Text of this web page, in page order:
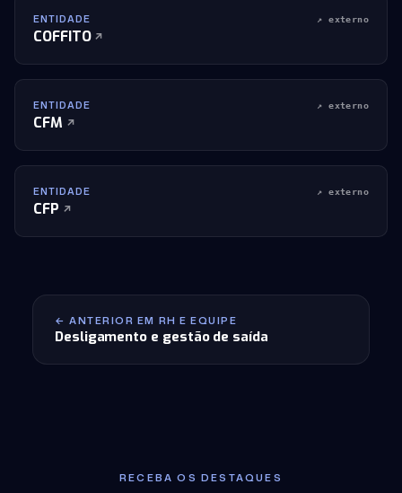
ENTIDADE ↗ externo
COFFITO
ENTIDADE ↗ externo
CFM
ENTIDADE ↗ externo
CFP
← ANTERIOR EM RH E EQUIPE
Desligamento e gestão de saída
RECEBA OS DESTAQUES